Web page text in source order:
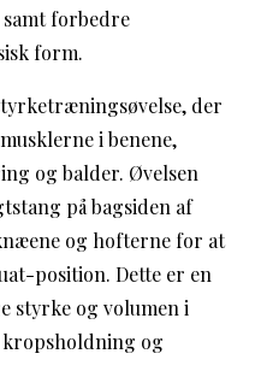
forbedre
form.
der
i benene,
og balder. Øvelsen
på bagsiden af
og hofterne for at
position. Dette er en
styrke og volumen i
og